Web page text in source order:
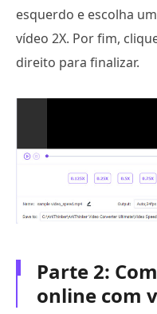
esquerdo e escolha
vídeo 2X. Por fim,
direito para finalizar.
Parte 2:
online com